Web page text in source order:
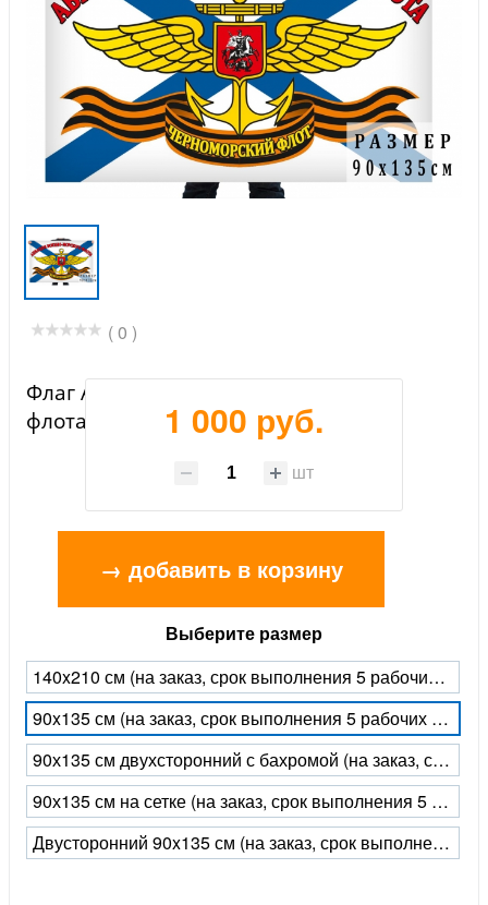
( 0 )
Флаг Авиация ВМФ Черноморского
флота
1 000 руб.
шт
→ добавить в корзину
Выберите размер
140x210 см (на заказ, срок выполнения 5 рабочих дней)
90x135 см (на заказ, срок выполнения 5 рабочих дней)
90х135 см двухсторонний с бахромой (на заказ, срок выполнения 5 рабочих дней)
90х135 см на сетке (на заказ, срок выполнения 5 рабочих дней)
Двусторонний 90x135 см (на заказ, срок выполнения 5 рабочих дней)